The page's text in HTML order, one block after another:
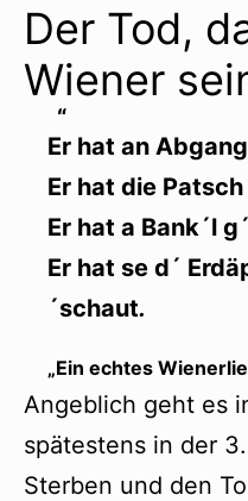
Der Tod,
Wiener
Er hat an
Er hat die
Er hat a Bank´l
Er hat se d´
´schaut.
„Ein echtes
Angeblich geht es
spätestens in der
Sterben und den